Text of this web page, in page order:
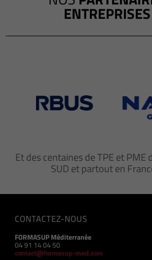
ENTREPRISES
Et des centaines de TPE et PME
SUD et partout en
CONTACTEZ-NOUS
FORMASUP Méditerranée
04 91 14 04 50
contact@formasup-med.com